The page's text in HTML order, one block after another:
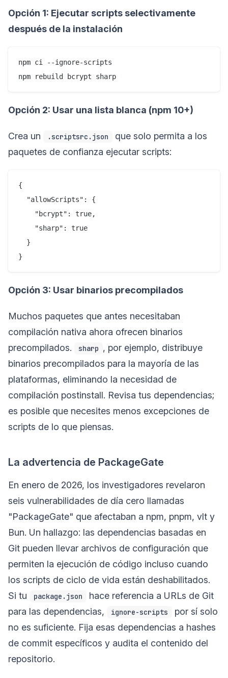
Opción 1: Ejecutar scripts selectivamente
después de la instalación
npm ci --ignore-scripts
Opción 2: Usar una lista blanca (npm 10+)
Crea un .scriptsrc.json
que solo permita a los
paquetes de confianza ejecutar scripts:
{
  "allowScripts": {
    "bcrypt": true,
    "sharp": true
  }
Opción 3: Usar binarios precompilados
Muchos paquetes que antes necesitaban
compilación nativa ahora ofrecen binarios
precompilados.
sharp , por ejemplo, distribuye
binarios precompilados para la mayoría de las
plataformas, eliminando la necesidad de
compilación postinstall. Revisa tus dependencias;
es posible que necesites menos excepciones de
scripts de lo que piensas.
La advertencia de PackageGate
En enero de 2026, los investigadores revelaron
seis vulnerabilidades de día cero llamadas
"PackageGate" que afectaban a npm, pnpm, vlt y
Bun. Un hallazgo: las dependencias basadas en
Git pueden llevar archivos de configuración que
permiten la ejecución de código incluso cuando
los scripts de ciclo de vida están deshabilitados.
Si tu
package.json
hace referencia a URLs de Git
para las dependencias,
ignore-scripts
por sí solo
no es suficiente. Fija esas dependencias a hashes
de commit específicos y audita el contenido del
repositorio.